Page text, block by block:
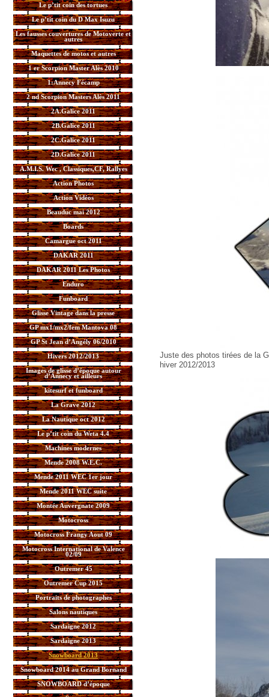
Le p’tit coin des tortues
Le p’tit coin du D Max Isuzu
Les fausses couvertures de Motoverte et
autres
Maquettes de motos et autres
1 er Scorpion Master Alès 2010
1:Annecy Fécamp
2 nd Scorpion Masters Alès 2011
2A.Galice 2011
2B.Galice 2011
2C.Galice 2011
2D.Galice 2011
A.M.I.S. Wec , Classiques,CF, Rallyes
Action Photos
Action Vidéos
Beauduc mai 2012
Boards
Camargue oct 2011
DAKAR 2011
DAKAR 2011 Les Photos
Enduro
Funboard
Glisse Vintage dans la presse
GP mx1/mx2/fem Mantova 08
GP St Jean d’Angély 06/2010
Hivers 2012/2013
Images de glisse d’époque autour
d’Annecy et ailleurs
kitesurf et funboard
La Grave 2012
La Nautique oct 2012
Le p’tit coin du Weta 4.4
Machines modernes
Mende 2008 W.E.C.
Mende 2011 WEC 1er jour
Mende 2011 WEC suite
Montée Auvergnate 2009
Motocross
Motocross Frangy Aout 09
Motocross International de Valence
02/09
Outremer 45
Outremer Cup 2015
Portraits de photographes
Salons nautiques
Sardaigne 2012
Sardaigne 2013
Snowboard 2013
Snowboard 2014 au Grand Bornand
SNOWBOARD d’époque
Juste des photos tirées de la
hiver 2012/2013